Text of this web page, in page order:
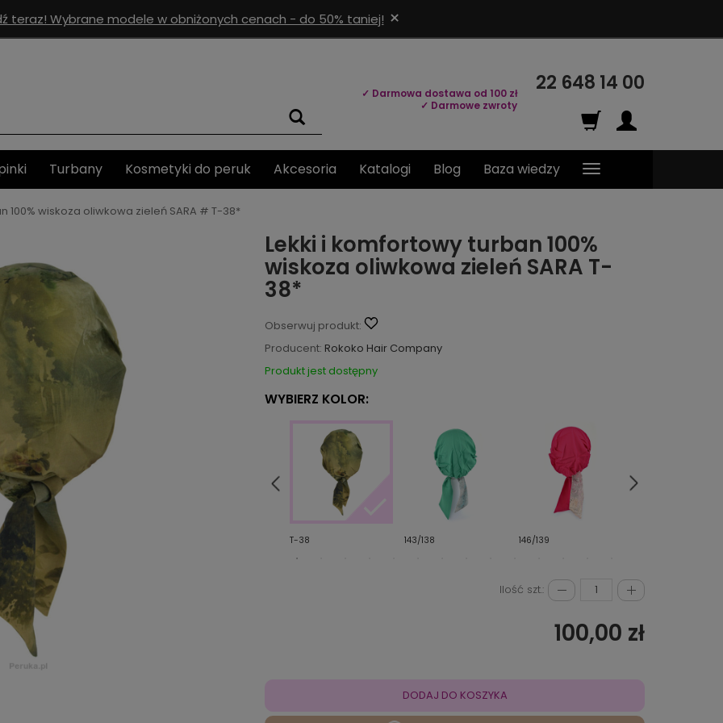
teraz! Wybrane modele w obniżonych cenach - do 50% taniej! ×
✓ Darmowa dostawa od 100 zł
✓ Darmowe zwroty
22 648 14 00
Turbany Kosmetyki do peruk Akcesoria Katalogi Blog Baza wiedzy
100% wiskoza oliwkowa zieleń SARA # T-38*
Lekki i komfortowy turban 100%
wiskoza oliwkowa zieleń SARA T-
38*
Obserwuj produkt:
Producent: Rokoko Hair Company
Produkt jest dostępny
WYBIERZ KOLOR:
257/321 T-38 143/138 146/139
Ilość szt.:
100,00 zł
DODAJ DO KOSZYKA